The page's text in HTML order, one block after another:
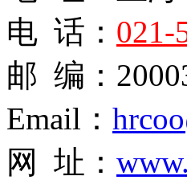
电 话： 021-
邮 编：
Email：
网 址：